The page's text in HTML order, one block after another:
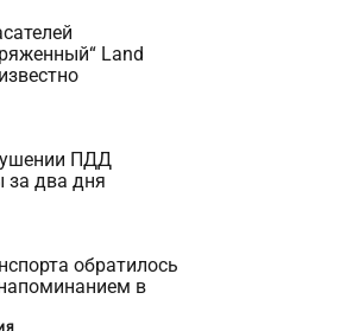
Land
ПДД
за два дня
обратилось
в